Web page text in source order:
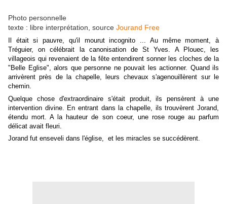
Photo personnelle
texte : libre interprétation, source Jourand Free
Il était si pauvre, qu'il mourut incognito ... Au même moment, à
Tréguier, on célébrait la canonisation de St Yves. A Plouec, les
villageois qui revenaient de la fête entendirent sonner les cloches de la
"Belle Eglise", alors que personne ne pouvait les actionner. Quand ils
arrivèrent près de la chapelle, leurs chevaux s'agenouillèrent sur le
chemin.
Quelque chose d'extraordinaire s'était produit, ils pensèrent à une
intervention divine. En entrant dans la chapelle, ils trouvèrent Jorand,
étendu mort. A la hauteur de son coeur, une rose rouge au parfum
délicat avait fleuri.
Jorand fut enseveli dans l'église, et les miracles se succédèrent.